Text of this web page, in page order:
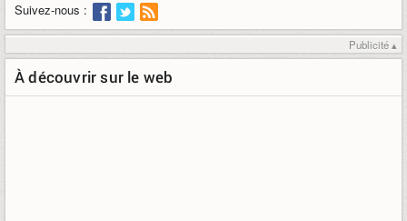
Suivez-nous :
Publicité ▴
À découvrir sur le web